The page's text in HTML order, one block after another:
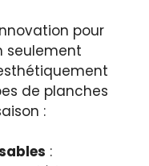
pour
seulement
de planches
:
: